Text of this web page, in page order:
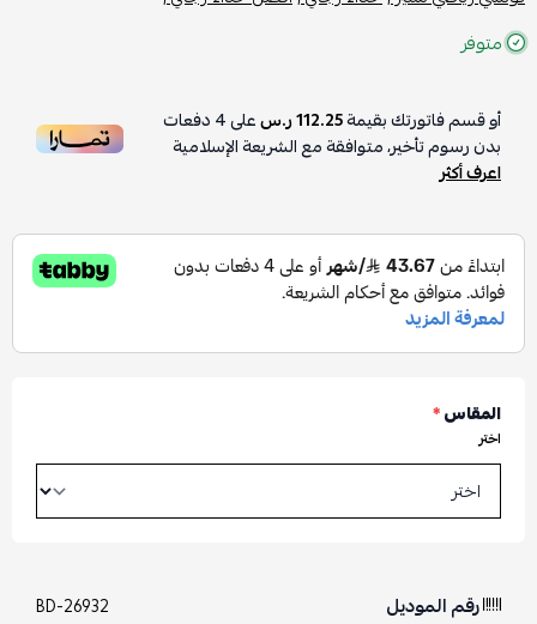
متوفر
أو قسم فاتورتك بقيمة112.25 ر.س على4دفعات
بدون رسوم تأخير، متوافقة مع الشريعة الإسلامية
اعرف أكثر
المقاس*
اختر
رقم الموديل BD-26932